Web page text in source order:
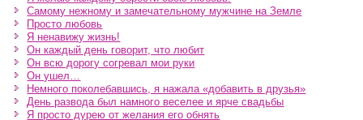
Самому нежному и замечательному мужчине на Земле
Просто любовь
Я ненавижу жизнь!
Он каждый день говорит, что любит
Он всю дорогу согревал мои руки
Он ушел…
Немного поколебавшись, я нажала «добавить в друзья»
День развода был намного веселее и ярче свадьбы
Я просто дурею от желания его обнять